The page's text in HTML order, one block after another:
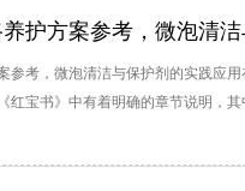
护方案参考，微泡清
参考，微泡清洁与保护剂的实践应
红宝书》中有着明确的章节说明，其